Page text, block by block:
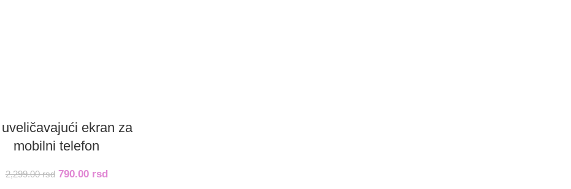
ekran za
mobilni telefon
2,299.00rsd 790.00 rsd